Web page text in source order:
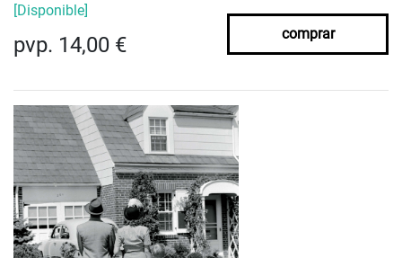
[Disponible]
pvp. 14,00 € comprar